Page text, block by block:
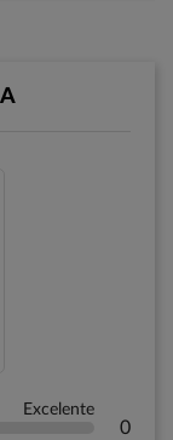
Excelente
0